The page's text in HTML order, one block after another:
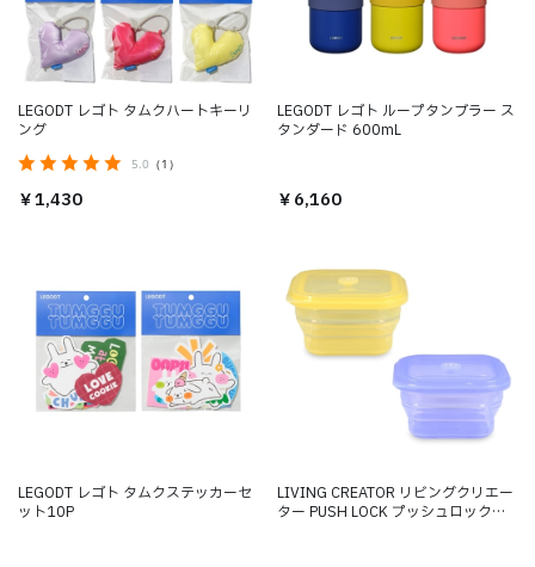
LEGODT レゴト タムクハートキーリ
ング
5.0 （1）
￥1,430
LEGODT レゴト ループタンブラー ス
タンダード 600mL
￥6,160
LEGODT レゴト タムクステッカーセ
ット10P
LIVING CREATOR リビングクリエー
ター PUSH LOCK プッシュロック